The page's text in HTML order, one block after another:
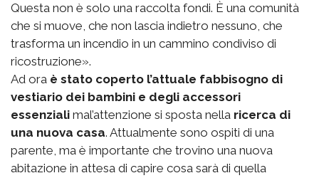
Questa non è solo una raccolta fondi. È una comunità
che si muove, che non lascia indietro nessuno, che
trasforma un incendio in un cammino condiviso di
ricostruzione».
Ad ora è stato coperto l’attuale fabbisogno di
vestiario dei bambini e degli accessori
essenziali mal’attenzione si sposta nella ricerca di
una nuova casa. Attualmente sono ospiti di una
parente, ma è importante che trovino una nuova
abitazione in attesa di capire cosa sarà di quella